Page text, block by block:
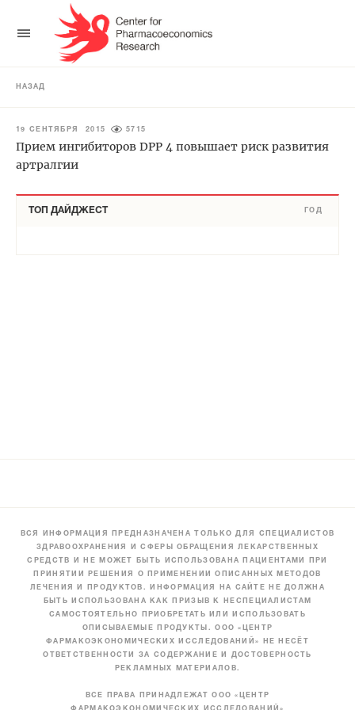
НАЗАД
19 СЕНТЯБРЯ 2015 5715
Прием ингибиторов DPP 4 повышает риск развития
артралгии
ТОП ДАЙДЖЕСТ ГОД
ВСЯ ИНФОРМАЦИЯ ПРЕДНАЗНАЧЕНА ТОЛЬКО ДЛЯ СПЕЦИАЛИСТОВ
ЗДРАВООХРАНЕНИЯ И СФЕРЫ ОБРАЩЕНИЯ ЛЕКАРСТВЕННЫХ
СРЕДСТВ И НЕ МОЖЕТ БЫТЬ ИСПОЛЬЗОВАНА ПАЦИЕНТАМИ ПРИ
ПРИНЯТИИ РЕШЕНИЯ О ПРИМЕНЕНИИ ОПИСАННЫХ МЕТОДОВ
ЛЕЧЕНИЯ И ПРОДУКТОВ. ИНФОРМАЦИЯ НА САЙТЕ НЕ ДОЛЖНА
БЫТЬ ИСПОЛЬЗОВАНА КАК ПРИЗЫВ К НЕСПЕЦИАЛИСТАМ
САМОСТОЯТЕЛЬНО ПРИОБРЕТАТЬ ИЛИ ИСПОЛЬЗОВАТЬ
ОПИСЫВАЕМЫЕ ПРОДУКТЫ. ООО «ЦЕНТР
ФАРМАКОЭКОНОМИЧЕСКИХ ИССЛЕДОВАНИЙ» НЕ НЕСЁТ
ОТВЕТСТВЕННОСТИ ЗА СОДЕРЖАНИЕ И ДОСТОВЕРНОСТЬ
РЕКЛАМНЫХ МАТЕРИАЛОВ.
ВСЕ ПРАВА ПРИНАДЛЕЖАТ ООО «ЦЕНТР